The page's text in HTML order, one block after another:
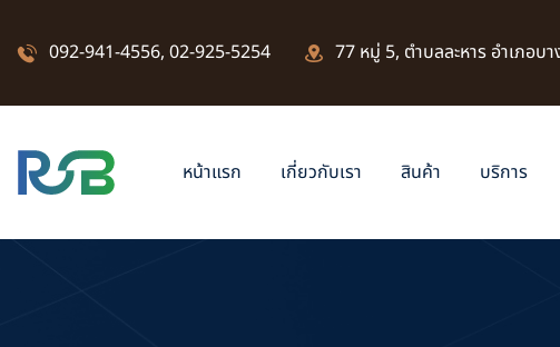
092-941-4556, 02-925-5254 77 หมู่ 5, ตำบลละหาร อำเภอ
หน้าแรก เกี่ยวกับเรา สินค้า บริการ